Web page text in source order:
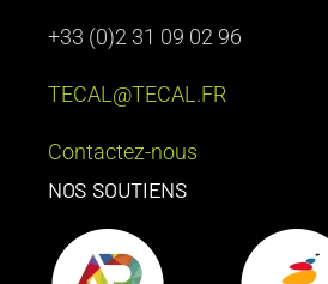
+33 (0)2 31 09 02 96
TECAL@TECAL.FR
Contactez-nous
NOS SOUTIENS